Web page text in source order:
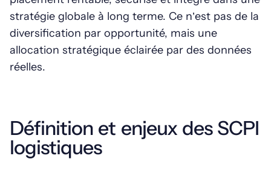
stratégie globale à long terme. Ce n’est pas de la
diversification par opportunité, mais une
allocation stratégique éclairée par des données
réelles.
Définition et enjeux des SCPI
logistiques